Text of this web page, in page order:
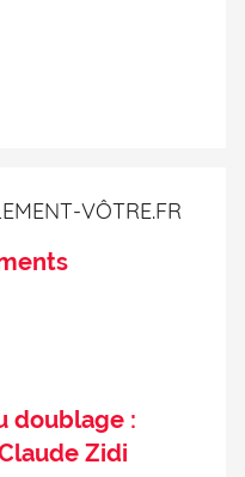
VÔTRE.FR
doublage :
Zidi